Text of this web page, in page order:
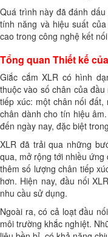
Quá trình này đã đánh
tính năng và hiệu suất
cao trong công nghệ kết
Tổng quan Thiết kế
Giắc cắm XLR có hình
thuộc vào số chân của
tiếp xúc: một chân nối
chân dành cho tín hiệu
đến ngày nay, đặc biệt
XLR đã trải qua những
qua, mở rộng tới nhiều
thêm số lượng chân tiếp
hơn. Hiện nay, đầu nối
nhu cầu sử dụng.
Ngoài ra, có cả loạt đầu
môi trường khắc nghiệt.